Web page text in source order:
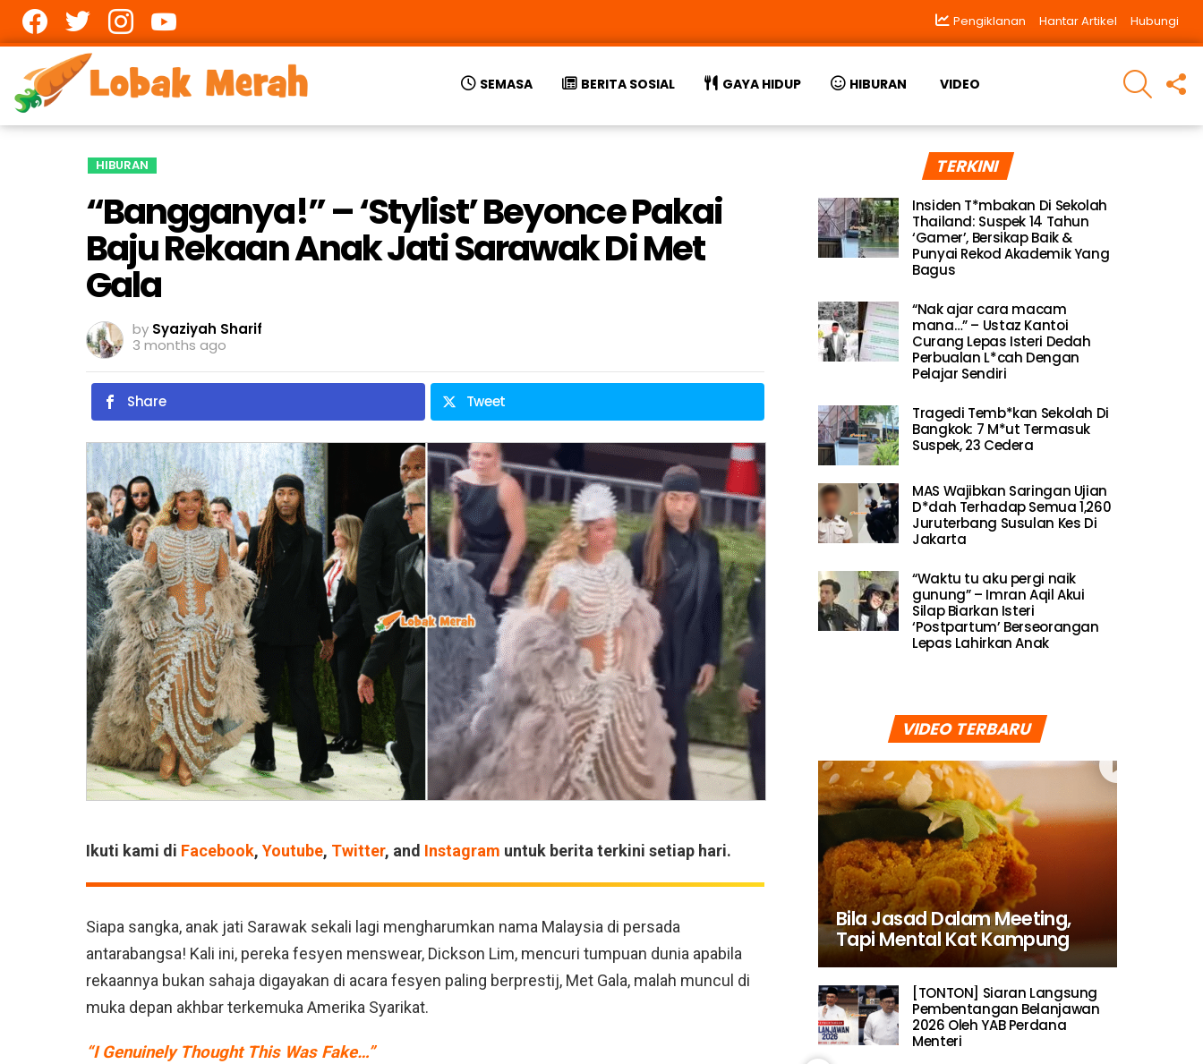
Pengiklanan Hantar Artikel Hubungi
SEMASA BERITA SOSIAL GAYA HIDUP HIBURAN VIDEO
SEARCH
HIBURAN
“Bangganya!” – ‘Stylist’ Beyonce Pakai
Baju Rekaan Anak Jati Sarawak Di Met
Gala
by Syaziyah Sharif
3 months ago
Share Tweet
Ikuti kami di Facebook, Youtube, Twitter, and Instagram untuk berita terkini setiap hari.
Siapa sangka, anak jati Sarawak sekali lagi mengharumkan nama Malaysia di persada
antarabangsa! Kali ini, pereka fesyen menswear, Dickson Lim, mencuri tumpuan dunia apabila
rekaannya bukan sahaja digayakan di acara fesyen paling berprestij, Met Gala, malah muncul di
muka depan akhbar terkemuka Amerika Syarikat.
“I Genuinely Thought This Was Fake…”
TERKINI
Insiden T*mbakan Di Sekolah
Thailand: Suspek 14 Tahun
‘Gamer’, Bersikap Baik &
Punyai Rekod Akademik Yang
Bagus
“Nak ajar cara macam
mana…” – Ustaz Kantoi
Curang Lepas Isteri Dedah
Perbualan L*cah Dengan
Pelajar Sendiri
Tragedi Temb*kan Sekolah Di
Bangkok: 7 M*ut Termasuk
Suspek, 23 Cedera
MAS Wajibkan Saringan Ujian
D*dah Terhadap Semua 1,260
Juruterbang Susulan Kes Di
Jakarta
“Waktu tu aku pergi naik
gunung” – Imran Aqil Akui
Silap Biarkan Isteri
‘Postpartum’ Berseorangan
Lepas Lahirkan Anak
VIDEO TERBARU
Bila Jasad Dalam Meeting,
Tapi Mental Kat Kampung
[TONTON] Siaran Langsung
Pembentangan Belanjawan
2026 Oleh YAB Perdana
Menteri